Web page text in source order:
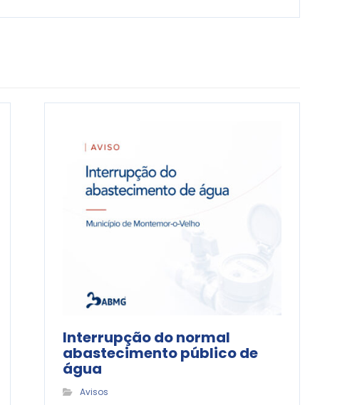
Interrupção do normal
abastecimento público de
água
Avisos